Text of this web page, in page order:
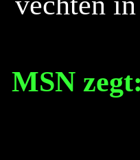
MSN zegt:
Ell’n